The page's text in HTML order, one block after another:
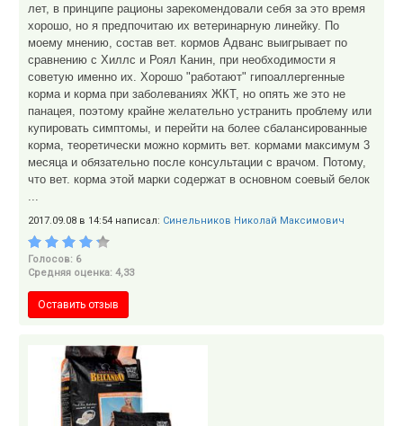
лет, в принципе рационы зарекомендовали себя за это время
хорошо, но я предпочитаю их ветеринарную линейку. По
моему мнению, состав вет. кормов Адванс выигрывает по
сравнению с Хиллс и Роял Канин, при необходимости я
советую именно их. Хорошо "работают" гипоаллергенные
корма и корма при заболеваниях ЖКТ, но опять же это не
панацея, поэтому крайне желательно устранить проблему или
купировать симптомы, и перейти на более сбалансированные
корма, теоретически можно кормить вет. кормами максимум 3
месяца и обязательно после консультации с врачом. Потому,
что вет. корма этой марки содержат в основном соевый белок
2017.09.08 в 14:54 написал: Синельников Николай Максимович
Голосов: 6
Средняя оценка: 4,33
Оставить отзыв